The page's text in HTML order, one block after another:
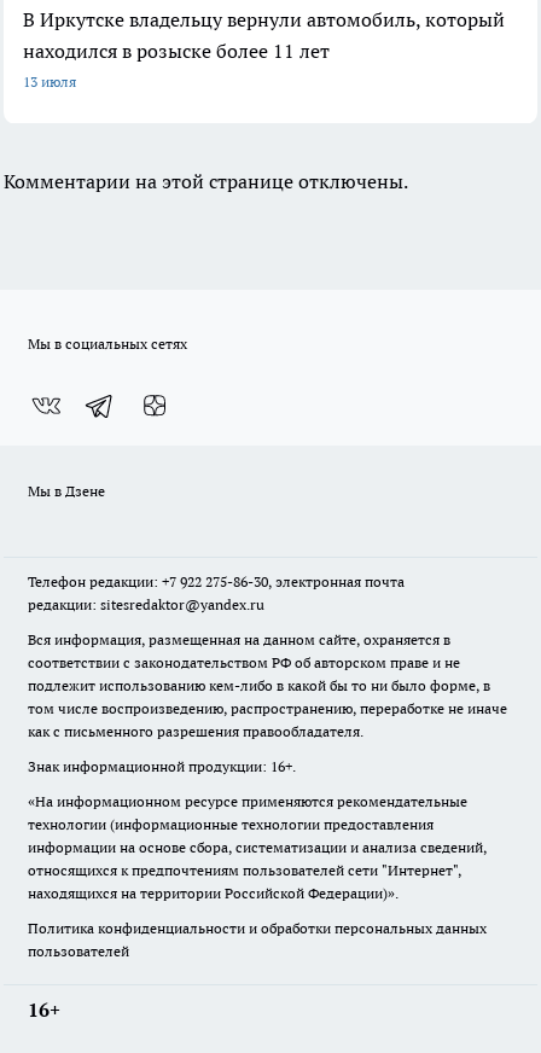
В Иркутске владельцу вернули автомобиль, который
находился в розыске более 11 лет
13 июля
Комментарии на этой странице отключены.
Мы в социальных сетях
Мы в Дзене
Телефон редакции: +7 922 275-86-30, электронная почта
редакции: sitesredaktor@yandex.ru
Вся информация, размещенная на данном сайте, охраняется в
соответствии с законодательством РФ об авторском праве и не
подлежит использованию кем-либо в какой бы то ни было форме, в
том числе воспроизведению, распространению, переработке не иначе
как с письменного разрешения правообладателя.
Знак информационной продукции: 16+.
«На информационном ресурсе применяются рекомендательные
технологии (информационные технологии предоставления
информации на основе сбора, систематизации и анализа сведений,
относящихся к предпочтениям пользователей сети "Интернет",
находящихся на территории Российской Федерации)».
Политика конфиденциальности и обработки персональных данных
пользователей
16+